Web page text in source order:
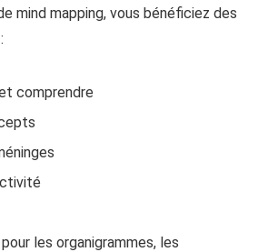
mind mapping, vous bénéficiez des
comprendre
les organigrammes, les